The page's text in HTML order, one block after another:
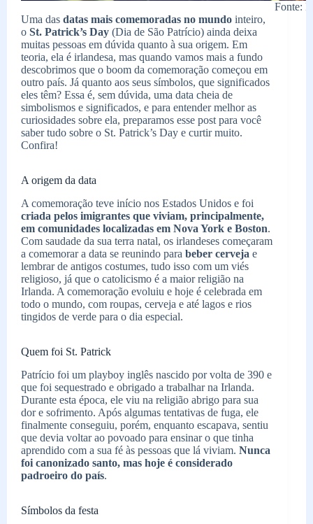
Fonte:
Uma das datas mais comemoradas no mundo inteiro,
o St. Patrick’s Day (Dia de São Patrício) ainda deixa
muitas pessoas em dúvida quanto à sua origem. Em
teoria, ela é irlandesa, mas quando vamos mais a fundo
descobrimos que o boom da comemoração começou em
outro país. Já quanto aos seus símbolos, que significados
eles têm? Essa é, sem dúvida, uma data cheia de
simbolismos e significados, e para entender melhor as
curiosidades sobre ela, preparamos esse post para você
saber tudo sobre o St. Patrick’s Day e curtir muito.
Confira!
A origem da data
A comemoração teve início nos Estados Unidos e foi
criada pelos imigrantes que viviam, principalmente,
em comunidades localizadas em Nova York e Boston.
Com saudade da sua terra natal, os irlandeses começaram
a comemorar a data se reunindo para beber cerveja e
lembrar de antigos costumes, tudo isso com um viés
religioso, já que o catolicismo é a maior religião na
Irlanda. A comemoração evoluiu e hoje é celebrada em
todo o mundo, com roupas, cerveja e até lagos e rios
tingidos de verde para o dia especial.
Quem foi St. Patrick
Patrício foi um playboy inglês nascido por volta de 390 e
que foi sequestrado e obrigado a trabalhar na Irlanda.
Durante esta época, ele viu na religião abrigo para sua
dor e sofrimento. Após algumas tentativas de fuga, ele
finalmente conseguiu, porém, enquanto escapava, sentiu
que devia voltar ao povoado para ensinar o que tinha
aprendido com a sua fé às pessoas que lá viviam. Nunca
foi canonizado santo, mas hoje é considerado
padroeiro do país.
Símbolos da festa